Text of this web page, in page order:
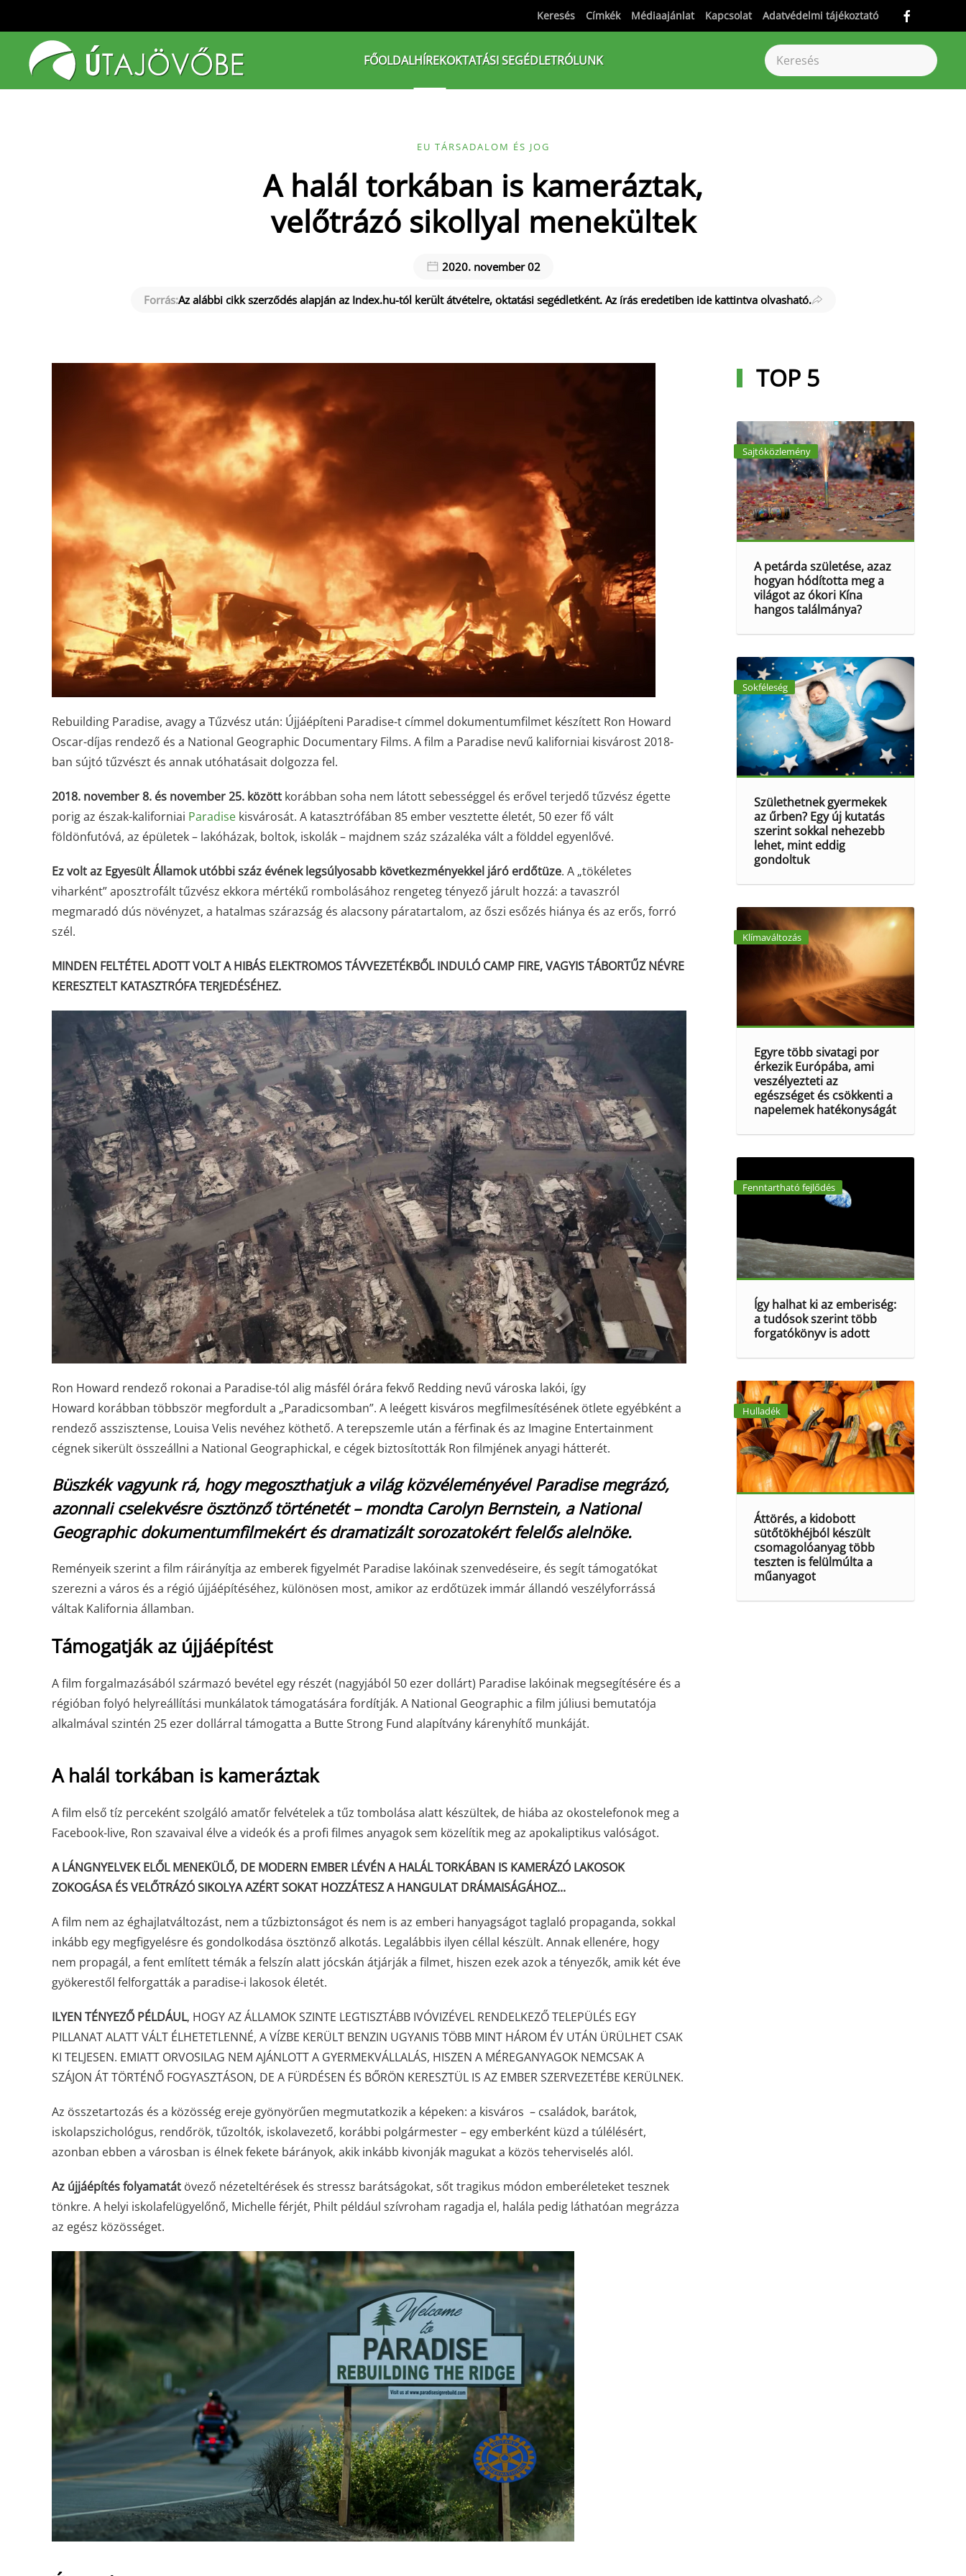
Fő tartalom átugrása
Keresés Címkék Médiaajánlat Kapcsolat Adatvédelmi tájékoztató
FŐOLDALHÍREKOKTATÁSI SEGÉDLETRÓLUNK
EU TÁRSADALOM ÉS JOG
A halál torkában is kameráztak,
velőtrázó sikollyal menekültek
2020. november 02
Forrás:Az alábbi cikk szerződés alapján az Index.hu-tól került átvételre, oktatási segédletként. Az írás eredetiben ide kattintva olvasható.
Rebuilding Paradise, avagy a Tűzvész után: Újjáépíteni Paradise-t címmel dokumentumfilmet készített Ron Howard
Oscar-díjas rendező és a National Geographic Documentary Films. A film a Paradise nevű kaliforniai kisvárost 2018-
ban sújtó tűzvészt és annak utóhatásait dolgozza fel.
2018. november 8. és november 25. között korábban soha nem látott sebességgel és erővel terjedő tűzvész égette
porig az észak-kaliforniai Paradise kisvárosát. A katasztrófában 85 ember vesztette életét, 50 ezer fő vált
földönfutóvá, az épületek – lakóházak, boltok, iskolák – majdnem száz százaléka vált a földdel egyenlővé.
Ez volt az Egyesült Államok utóbbi száz évének legsúlyosabb következményekkel járó erdőtüze. A „tökéletes
viharként” aposztrofált tűzvész ekkora mértékű rombolásához rengeteg tényező járult hozzá: a tavaszról
megmaradó dús növényzet, a hatalmas szárazság és alacsony páratartalom, az őszi esőzés hiánya és az erős, forró
szél.
MINDEN FELTÉTEL ADOTT VOLT A HIBÁS ELEKTROMOS TÁVVEZETÉKBŐL INDULÓ CAMP FIRE, VAGYIS TÁBORTŰZ NÉVRE
KERESZTELT KATASZTRÓFA TERJEDÉSÉHEZ.
Ron Howard rendező rokonai a Paradise-tól alig másfél órára fekvő Redding nevű városka lakói, így
Howard korábban többször megfordult a „Paradicsomban”. A leégett kisváros megfilmesítésének ötlete egyébként a
rendező asszisztense, Louisa Velis nevéhez köthető. A terepszemle után a férfinak és az Imagine Entertainment
cégnek sikerült összeállni a National Geographickal, e cégek biztosították Ron filmjének anyagi hátterét.
Büszkék vagyunk rá, hogy megoszthatjuk a világ közvéleményével Paradise megrázó,
azonnali cselekvésre ösztönző történetét – mondta Carolyn Bernstein, a National
Geographic dokumentumfilmekért és dramatizált sorozatokért felelős alelnöke.
Reményeik szerint a film ráirányítja az emberek figyelmét Paradise lakóinak szenvedéseire, és segít támogatókat
szerezni a város és a régió újjáépítéséhez, különösen most, amikor az erdőtüzek immár állandó veszélyforrássá
váltak Kalifornia államban.
Támogatják az újjáépítést
A film forgalmazásából származó bevétel egy részét (nagyjából 50 ezer dollárt) Paradise lakóinak megsegítésére és a
régióban folyó helyreállítási munkálatok támogatására fordítják. A National Geographic a film júliusi bemutatója
alkalmával szintén 25 ezer dollárral támogatta a Butte Strong Fund alapítvány kárenyhítő munkáját.
A halál torkában is kameráztak
A film első tíz perceként szolgáló amatőr felvételek a tűz tombolása alatt készültek, de hiába az okostelefonok meg a
Facebook-live, Ron szavaival élve a videók és a profi filmes anyagok sem közelítik meg az apokaliptikus valóságot.
A LÁNGNYELVEK ELŐL MENEKÜLŐ, DE MODERN EMBER LÉVÉN A HALÁL TORKÁBAN IS KAMERÁZÓ LAKOSOK
ZOKOGÁSA ÉS VELŐTRÁZÓ SIKOLYA AZÉRT SOKAT HOZZÁTESZ A HANGULAT DRÁMAISÁGÁHOZ...
A film nem az éghajlatváltozást, nem a tűzbiztonságot és nem is az emberi hanyagságot taglaló propaganda, sokkal
inkább egy megfigyelésre és gondolkodása ösztönző alkotás. Legalábbis ilyen céllal készült. Annak ellenére, hogy
nem propagál, a fent említett témák a felszín alatt jócskán átjárják a filmet, hiszen ezek azok a tényezők, amik két éve
gyökerestől felforgatták a paradise-i lakosok életét.
ILYEN TÉNYEZŐ PÉLDÁUL, HOGY AZ ÁLLAMOK SZINTE LEGTISZTÁBB IVÓVIZÉVEL RENDELKEZŐ TELEPÜLÉS EGY
PILLANAT ALATT VÁLT ÉLHETETLENNÉ, A VÍZBE KERÜLT BENZIN UGYANIS TÖBB MINT HÁROM ÉV UTÁN ÜRÜLHET CSAK
KI TELJESEN. EMIATT ORVOSILAG NEM AJÁNLOTT A GYERMEKVÁLLALÁS, HISZEN A MÉREGANYAGOK NEMCSAK A
SZÁJON ÁT TÖRTÉNŐ FOGYASZTÁSON, DE A FÜRDÉSEN ÉS BŐRÖN KERESZTÜL IS AZ EMBER SZERVEZETÉBE KERÜLNEK.
Az összetartozás és a közösség ereje gyönyörűen megmutatkozik a képeken: a kisváros – családok, barátok,
iskolapszichológus, rendőrök, tűzoltók, iskolavezető, korábbi polgármester – egy emberként küzd a túlélésért,
azonban ebben a városban is élnek fekete bárányok, akik inkább kivonják magukat a közös teherviselés alól.
Az újjáépítés folyamatát övező nézeteltérések és stressz barátságokat, sőt tragikus módon emberéleteket tesznek
tönkre. A helyi iskolafelügyelőnő, Michelle férjét, Philt például szívroham ragadja el, halála pedig láthatóan megrázza
az egész közösséget.
TOP 5
Sajtóközlemény
A petárda születése, azaz
hogyan hódította meg a
világot az ókori Kína
hangos találmánya?
Sokféleség
Születhetnek gyermekek
az űrben? Egy új kutatás
szerint sokkal nehezebb
lehet, mint eddig
gondoltuk
Klímaváltozás
Egyre több sivatagi por
érkezik Európába, ami
veszélyezteti az
egészséget és csökkenti a
napelemek hatékonyságát
Fenntartható fejlődés
Így halhat ki az emberiség:
a tudósok szerint több
forgatókönyv is adott
Hulladék
Áttörés, a kidobott
sütőtökhéjból készült
csomagolóanyag több
teszten is felülmúlta a
műanyagot